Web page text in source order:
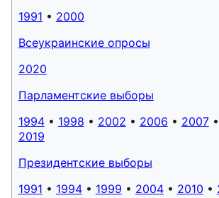
1991 • 2000
Всеукраинские опросы
2020
Парламентские выборы
1994• 1998 • 2002 • 2006 • 2007•
2019
Президентские выборы
1991 • 1994• 1999 • 2004• 2010 •